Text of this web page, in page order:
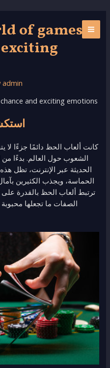
of games
admin
and exciting emotions
كانت ألعاب الحظ دائمًا جزءًا لا
الشعوب حول العالم. بدءًا من
الحديثة عبر الإنترنت، تظل
الحماسة، ويجذب الكثيرين
ترتبط ألعاب الحظ بالقدرة
الصفات ما تجعلها